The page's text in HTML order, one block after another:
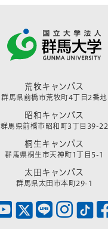
荒牧キャンパス
群馬県前橋市荒牧町4丁目2番地
昭和キャンパス
群馬県前橋市昭和町3丁目39-22
桐生キャンパス
群馬県桐生市天神町1丁目5-1
太田キャンパス
群馬県太田市本町29-1